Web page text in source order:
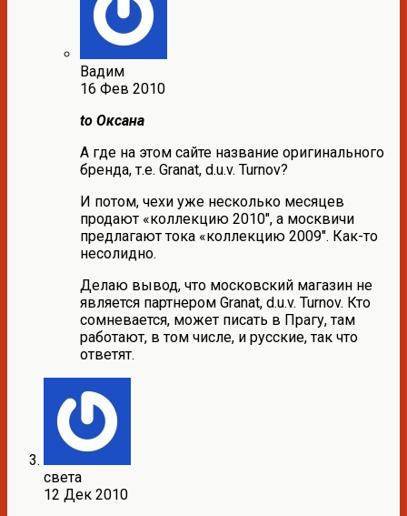
Вадим
16 Фев 2010
to Оксана
А где на этом сайте название оригинального
бренда, т.е. Granat, d.u.v. Turnov?
И потом, чехи уже несколько месяцев
продают «коллекцию 2010″, а москвичи
предлагают тока «коллекцию 2009″. Как-то
несолидно.
Делаю вывод, что московский магазин не
является партнером Granat, d.u.v. Turnov. Кто
сомневается, может писать в Прагу, там
работают, в том числе, и русские, так что
ответят.
света
12 Дек 2010